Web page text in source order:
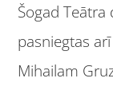
Šogad Teātra
pasniegtas
Mihailam